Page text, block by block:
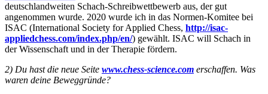
deutschlandweiten Schach-Schreibwettbewerb aus, der gut
angenommen wurde. 2020 wurde ich in das Normen-Komitee bei
ISAC (International Society for Applied Chess, http://isac-
appliedchess.com/index.php/en/) gewählt. ISAC will Schach in
der Wissenschaft und in der Therapie fördern.
2) Du hast die neue Seite www.chess-science.com erschaffen. Was
waren deine Beweggründe?